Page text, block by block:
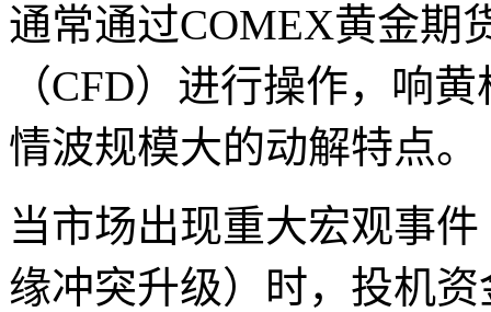
通常通过COMEX黄金期
（CFD）进行操作，响
情波规模大的动解特点。
当市场出现重大宏观事
缘冲突升级）时，投机